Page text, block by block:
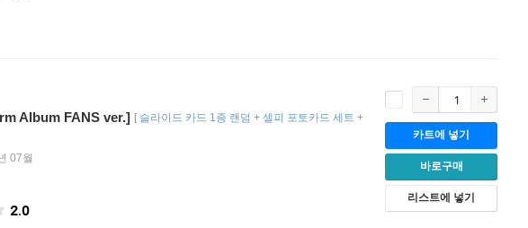
Album FANS ver.] [ 슬라이드 카드 1종 랜덤 + 셀피 포토카드 세트 +
07월
2.0
카트에 넣기
바로구매
리스트에 넣기